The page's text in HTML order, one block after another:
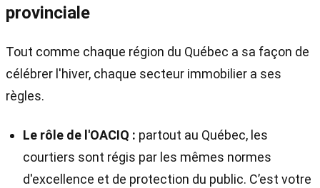
provinciale
Tout comme chaque région du Québec a sa façon de
célébrer l'hiver, chaque secteur immobilier a ses
règles.
Le rôle de l'OACIQ : partout au Québec, les
courtiers sont régis par les mêmes normes
d'excellence et de protection du public. C’est votre